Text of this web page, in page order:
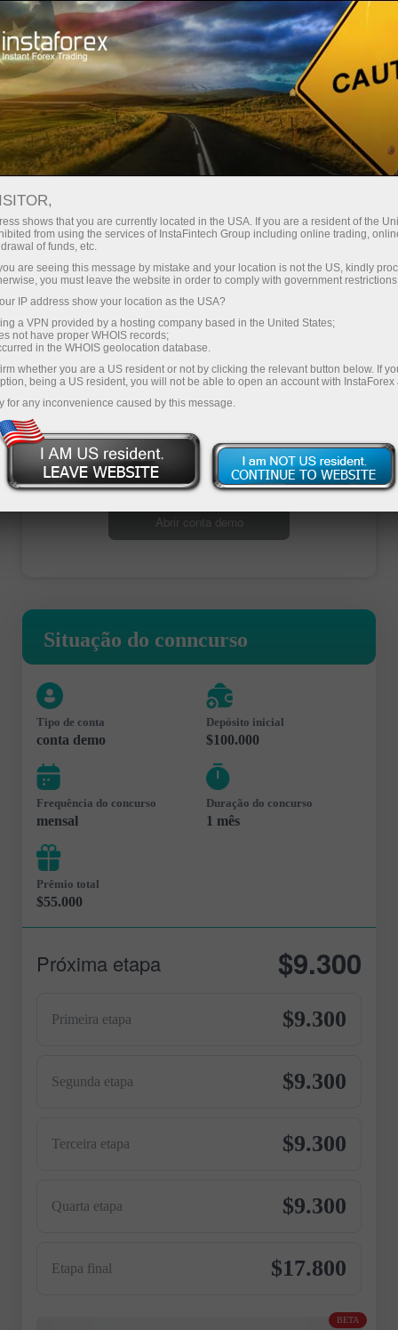
Campanhas Concursos Great Race
Great Race
A InstaForex Great Race é um dos concursos
mais populares entre as contas demo! Inclui
quatro etapas e a final com o prêmio total $
55.000.
Register
Abrir conta de negociação
Situação do conncurso
Tipo de conta
conta demo
Depósito inicial
$100.000
Frequência do concurso
mensal
Duração do concurso
1 mês
Prêmio total
$55.000
$9.300
Próxima etapa
Primeira etapa $9.300
Segunda etapa $9.300
Terceira etapa $9.300
Quarta etapa $9.300
Etapa final $17.800
BETA
shows that you are currently located in the USA. If you are a resident of the
from using the services of InstaFintech Group including online trading,
of funds, etc.
are seeing this message by mistake and your location is not the US, kindly
you must leave the website in order to comply with government
IP address show your location as the USA?
a VPN provided by a hosting company based in the United States;
not have proper WHOIS records;
in the WHOIS geolocation database.
whether you are a US resident or not by clicking the relevant button below. If
being a US resident, you will not be able to open an account with InstaForex
for any inconvenience caused by this message.